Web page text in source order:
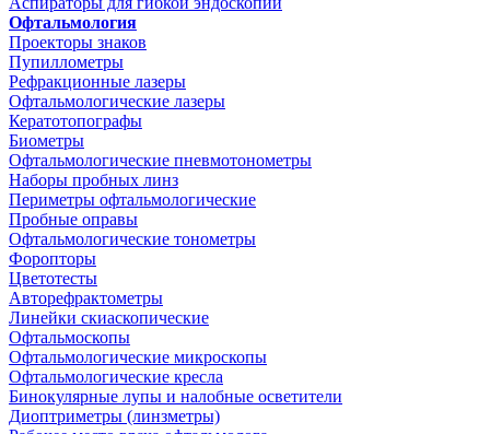
Офтальмология
Проекторы знаков
Пупиллометры
Рефракционные лазеры
Офтальмологические лазеры
Кератотопографы
Биометры
Офтальмологические пневмотонометры
Наборы пробных линз
Периметры офтальмологические
Пробные оправы
Офтальмологические тонометры
Форопторы
Цветотесты
Авторефрактометры
Линейки скиаскопические
Офтальмоскопы
Офтальмологические микроскопы
Офтальмологические кресла
Бинокулярные лупы и налобные осветители
Диоптриметры (линзметры)